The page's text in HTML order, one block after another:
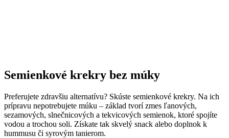
Semienkové krekry bez múky
Preferujete zdravšiu alternatívu? Skúste semienkové krekry. Na ich
prípravu nepotrebujete múku – základ tvorí zmes ľanových,
sezamových, slnečnicových a tekvicových semienok, ktoré spojíte
vodou a trochou soli. Získate tak skvelý snack alebo doplnok k
hummusu či syrovým tanierom.